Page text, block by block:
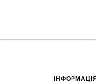
ІНФОРМАЦІЯ